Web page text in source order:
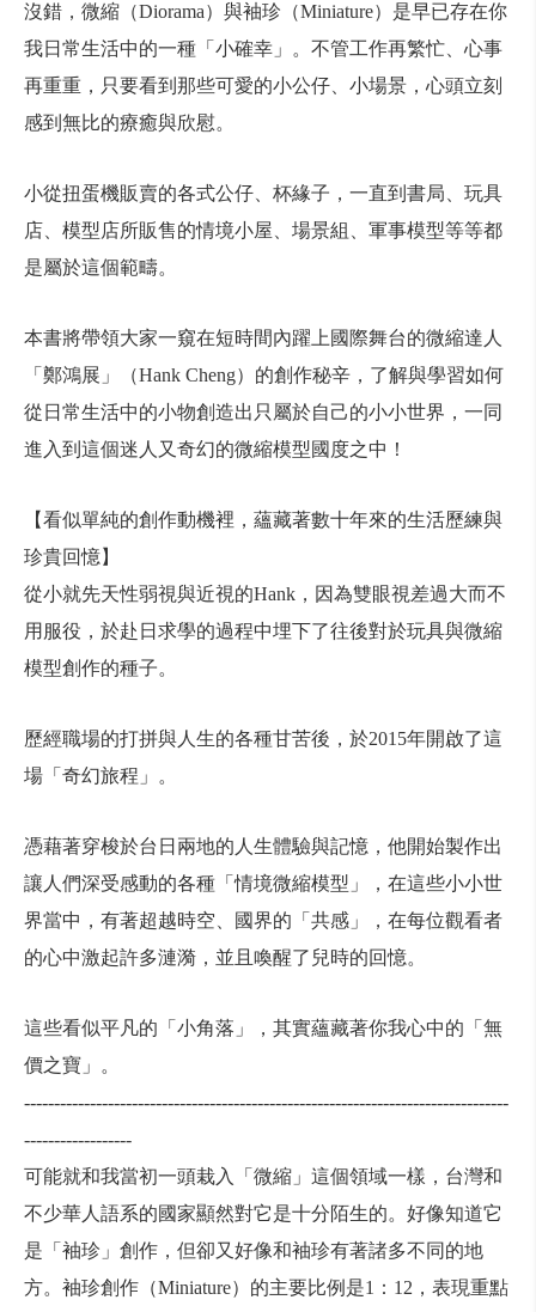
沒錯，微縮（Diorama）與袖珍（Miniature）是早已存在你
我日常生活中的一種「小確幸」。不管工作再繁忙、心事
再重重，只要看到那些可愛的小公仔、小場景，心頭立刻
感到無比的療癒與欣慰。
小從扭蛋機販賣的各式公仔、杯緣子，一直到書局、玩具
店、模型店所販售的情境小屋、場景組、軍事模型等等都
是屬於這個範疇。
本書將帶領大家一窺在短時間內躍上國際舞台的微縮達人
「鄭鴻展」（Hank Cheng）的創作秘辛，了解與學習如何
從日常生活中的小物創造出只屬於自己的小小世界，一同
進入到這個迷人又奇幻的微縮模型國度之中！
【看似單純的創作動機裡，蘊藏著數十年來的生活歷練與
珍貴回憶】
從小就先天性弱視與近視的Hank，因為雙眼視差過大而不
用服役，於赴日求學的過程中埋下了往後對於玩具與微縮
模型創作的種子。
歷經職場的打拼與人生的各種甘苦後，於2015年開啟了這
場「奇幻旅程」。
憑藉著穿梭於台日兩地的人生體驗與記憶，他開始製作出
讓人們深受感動的各種「情境微縮模型」，在這些小小世
界當中，有著超越時空、國界的「共感」，在每位觀看者
的心中激起許多漣漪，並且喚醒了兒時的回憶。
這些看似平凡的「小角落」，其實蘊藏著你我心中的「無
價之寶」。
---------------------------------------------------------------------------------
------------------
可能就和我當初一頭栽入「微縮」這個領域一樣，台灣和
不少華人語系的國家顯然對它是十分陌生的。好像知道它
是「袖珍」創作，但卻又好像和袖珍有著諸多不同的地
方。袖珍創作（Miniature）的主要比例是1：12，表現重點